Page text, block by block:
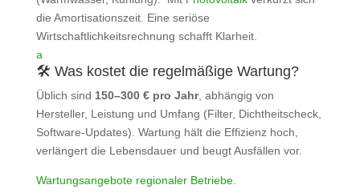
die Amortisationszeit. Eine seriöse
Wirtschaftlichkeitsrechnung schafft Klarheit.
a
🛠️ Was kostet die regelmäßige Wartung?
Üblich sind 150–300 € pro Jahr, abhängig von
Hersteller, Leistung und Umfang (Filter, Dichtheitscheck,
Software‑Updates). Wartung hält die Effizienz hoch,
verlängert die Lebensdauer und beugt Ausfällen vor.
Wartungsangebote regionaler Betriebe.